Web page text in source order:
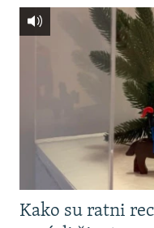
Kako su ratni